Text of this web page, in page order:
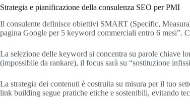
Strategia e pianificazione della consulenza SEO per PMI
Il consulente definisce obiettivi SMART (Specific,
pagina Google per 5 keyword commerciali entro 6 mesi”.
La selezione delle keyword si concentra su parole chiave
(impossibile da rankare), il focus sarà su “sostituzione
La strategia dei contenuti è costruita su misura per il tuo
link building segue pratiche etiche e sostenibili, evitando